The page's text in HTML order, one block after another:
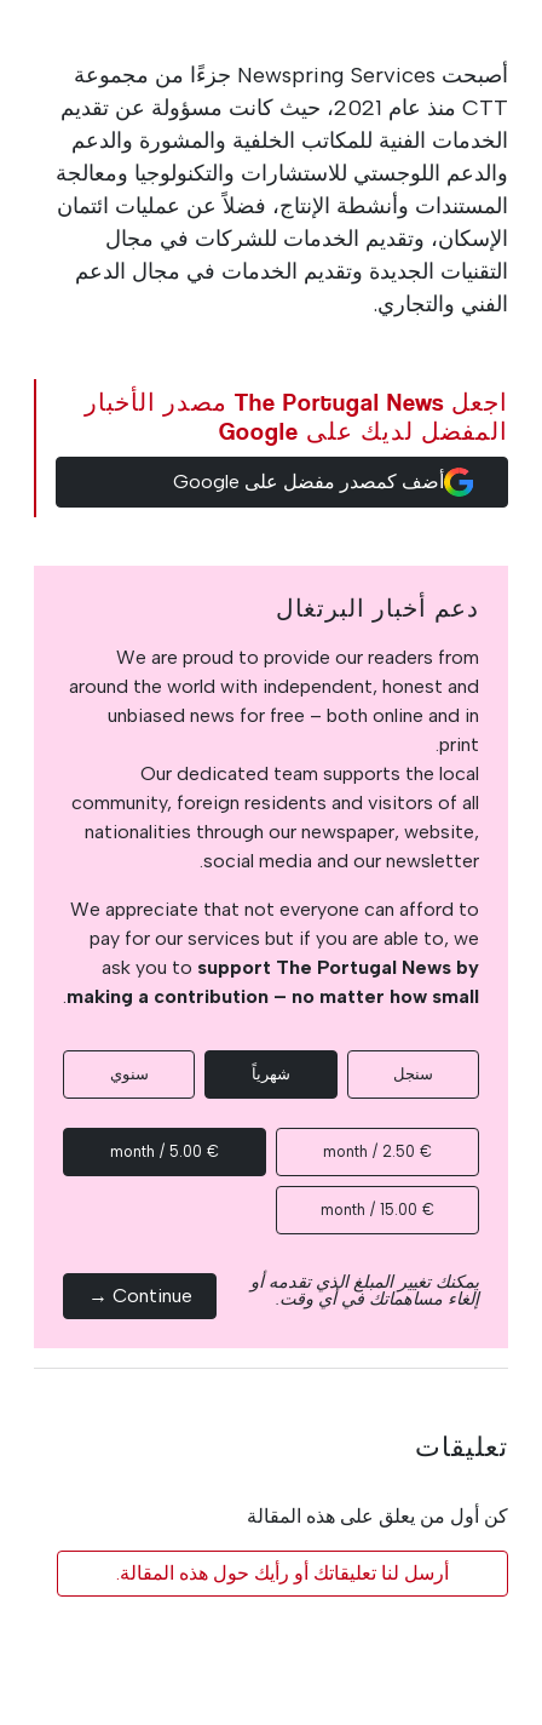
أصبحت Newspring Services جزءًا من مجموعة
CTT منذ عام 2021، حيث كانت مسؤولة عن تقديم
الخدمات الفنية للمكاتب الخلفية والمشورة والدعم
والدعم اللوجستي للاستشارات والتكنولوجيا ومعالجة
المستندات وأنشطة الإنتاج، فضلاً عن عمليات ائتمان
الإسكان، وتقديم الخدمات للشركات في مجال
التقنيات الجديدة وتقديم الخدمات في مجال الدعم
الفني والتجاري.
اجعل The Portugal News مصدر الأخبار
المفضل لديك على Google
أضف كمصدر مفضل على Google
دعم أخبار البرتغال
We are proud to provide our readers from
around the world with independent, honest and
unbiased news for free – both online and in
print.
Our dedicated team supports the local
community, foreign residents and visitors of all
nationalities through our newspaper, website,
social media and our newsletter.
We appreciate that not everyone can afford to
pay for our services but if you are able to, we
ask you to support The Portugal News by
making a contribution – no matter how small
.
سنجل شهرياً سنوي
€ 2.50 / month
€ 5.00 / month
€ 15.00 / month
يمكنك تغيير المبلغ الذي تقدمه أو
إلغاء مساهماتك في أي وقت. Continue →
تعليقات
كن أول من يعلق على هذه المقالة
أرسل لنا تعليقاتك أو رأيك حول هذه المقالة.